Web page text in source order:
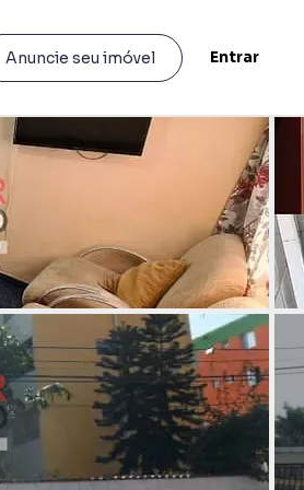
Anuncie seu imóvel Entrar